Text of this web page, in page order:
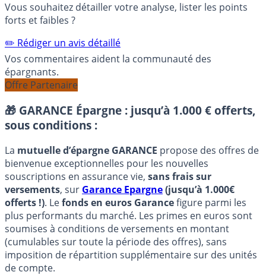
Vous souhaitez détailler votre analyse, lister les points
forts et faibles ?
✏️ Rédiger un avis détaillé
Vos commentaires aident la communauté des
épargnants.
Offre Partenaire
🎁 GARANCE Épargne : jusqu’à 1.000 € offerts,
sous conditions :
La mutuelle d’épargne GARANCE propose des offres de
bienvenue exceptionnelles pour les nouvelles
souscriptions en assurance vie, sans frais sur
versements, sur Garance Epargne(jusqu’à 1.000€
offerts !). Lefonds en euros Garancefigure parmi les
plus performants du marché. Les primes en euros sont
soumises à conditions de versements en montant
(cumulables sur toute la période des offres), sans
imposition de répartition supplémentaire sur des unités
de compte.